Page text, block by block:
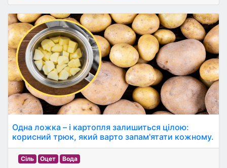
Одна ложка – і картопля залишиться цілою:
корисний трюк, який варто запам'ятати кожному.
Сіль Оцет Вода